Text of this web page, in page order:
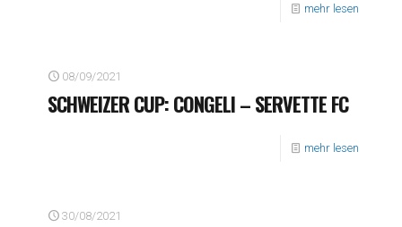
mehr lesen
08/09/2021
SCHWEIZER CUP: CONGELI – SERVETTE FC
mehr lesen
30/08/2021